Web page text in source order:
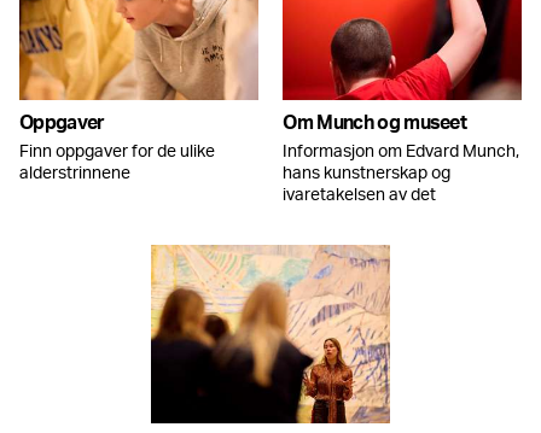
Oppgaver
Finn oppgaver for de ulike
alderstrinnene
Om Munch og museet
Informasjon om Edvard Munch,
hans kunstnerskap og
ivaretakelsen av det